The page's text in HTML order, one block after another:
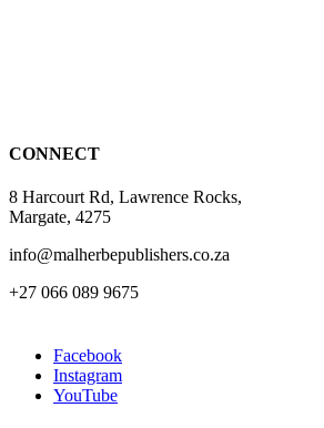
CONNECT
8 Harcourt Rd, Lawrence Rocks,
Margate, 4275
info@malherbepublishers.co.za
+27 066 089 9675
Facebook
Instagram
YouTube